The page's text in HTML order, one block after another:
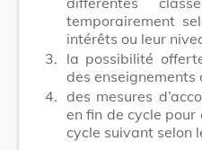
temporairement
intérêts ou leur
3. la possibilité
des enseignements
4. des mesures
en fin de cycle
cycle suivant selon